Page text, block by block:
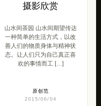
摄影欣赏
山水间茶园 山水间期望传达
一种简单的生活方式，以改
善人们的物质身体与精神状
态。让人们只为自己真正喜
欢的事情而工 […]
原创范
2015/06/04